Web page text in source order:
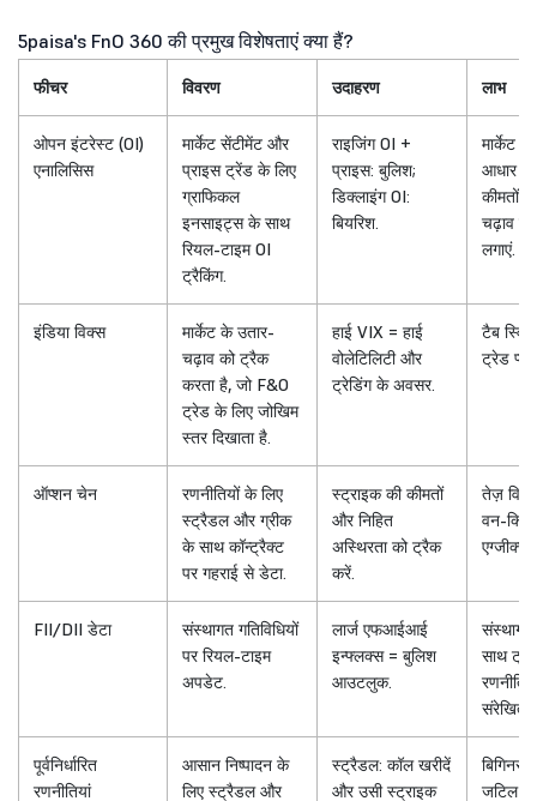
5paisa's FnO 360 की प्रमुख विशेषताएं क्या हैं?
फीचर विवरण उदाहरण लाभ
ओपन इंटरेस्ट (OI)
एनालिसिस
मार्केट सेंटीमेंट और
प्राइस ट्रेंड के लिए
ग्राफिकल
इनसाइट्स के साथ
रियल-टाइम OI
ट्रैकिंग.
राइजिंग OI +
प्राइस: बुलिश;
डिक्लाइंग OI:
बियरिश.
मार्केट
आधार
कीमतों
चढ़ाव
लगाएं.
इंडिया विक्स
मार्केट के उतार-
चढ़ाव को ट्रैक
करता है, जो F&O
ट्रेड के लिए जोखिम
स्तर दिखाता है.
हाई VIX = हाई
वोलेटिलिटी और
ट्रेडिंग के अवसर.
टैब स्विच
ट्रेड
ऑप्शन चेन
रणनीतियों के लिए
स्ट्रैडल और ग्रीक
के साथ कॉन्ट्रैक्ट
पर गहराई से डेटा.
स्ट्राइक की कीमतों
और निहित
अस्थिरता को ट्रैक
करें.
तेज़
वन-
FII/DII डेटा
संस्थागत गतिविधियों
पर रियल-टाइम
अपडेट.
लार्ज एफआईआई
इन्फ्लक्स = बुलिश
आउटलुक.
साथ
संरेखित
पूर्वनिर्धारित
रणनीतियां
आसान निष्पादन के
लिए स्ट्रैडल और
स्ट्रैडल: कॉल खरीदें
और उसी स्ट्राइक
बिगिनर्स
जटिल